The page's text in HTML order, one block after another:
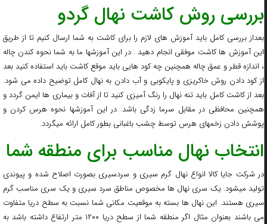
بررسی روش کاشت نهال گردو
بعداز بررسی کامل باید آموزش های لازم را برای کاشت به شما ارسال کنیم تا از طریق
این آموزش ها کاشت موفقی انجام دهید . در این آموزشها ما به شما نحوه کندن چاله
، اندازه قطر و عمق چاله همچنین چه کود هایی باید موقع کاشت باید استفاده کنید بعد
از کود دادن روش خاکریزی و پایکوبی و آب دادن به نهال کامل توضیح داده می شود.
بعد از کاشت کامل باید تنه نهال را رنگ آمیزی کنید تا از آفات و بیماری ها ایمن گردد و
همچنین محافظی در مقابل سرما زدگی باشد. در این آموزشها نحوه هرس کردن و
پوشش دادن زخمهای هرس توسط چشب باغبانی بطور کامل ارائه میگردد.
انتخاب نهال مناسب برای منطقه شما
در شرکت جایا کالا انواع نهال گرم سیری و سردسیری بصورت اصلاح شده و پیوندی
تولید میشود. یک سری نهال ها مخصوص مناطق سرد سیری و یک سری مناسب گرم
سیری هستند. این نهال ها بسته به موقعیت مکانی شما نسبت به سطح دریا متفاوت
می باشند بعنوان مثال اگر منطقه شما از سطح دریا ۱۲۰۰ متر ارتفاع داشته باشد به